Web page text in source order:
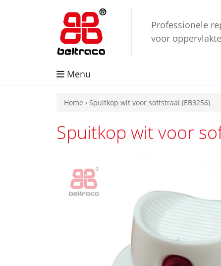
Professionele
voor
Menu
Home › Spuitkop wit voor softstraal (EB3256)
Spuitkop wit voor